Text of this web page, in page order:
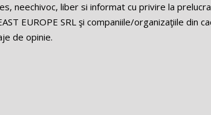
neechivoc, liber si informat cu privire la
EUROPE SRL şi companiile/organizaţiile din
de opinie.